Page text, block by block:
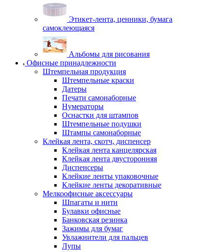
Этикет-лента, ценники, бумага
самоклеющаяся
Альбомы для рисования
Офисные принадлежности
Штемпельная продукция
Штемпельные краски
Датеры
Печати самонаборные
Нумераторы
Оснастки для штампов
Штемпельные подушки
Штампы самонаборные
Клейкая лента, скотч, диспенсер
Клейкая лента канцелярская
Клейкая лента двусторонняя
Диспенсеры
Клейкие ленты упаковочные
Клейкие ленты декоративные
Мелкоофисные аксессуары
Шпагаты и нити
Булавки офисные
Банковская резинка
Зажимы для бумаг
Увлажнители для пальцев
Лупы